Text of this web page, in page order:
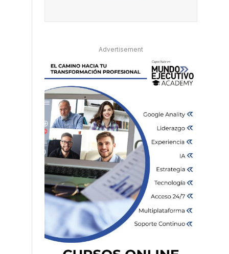
Advertisement